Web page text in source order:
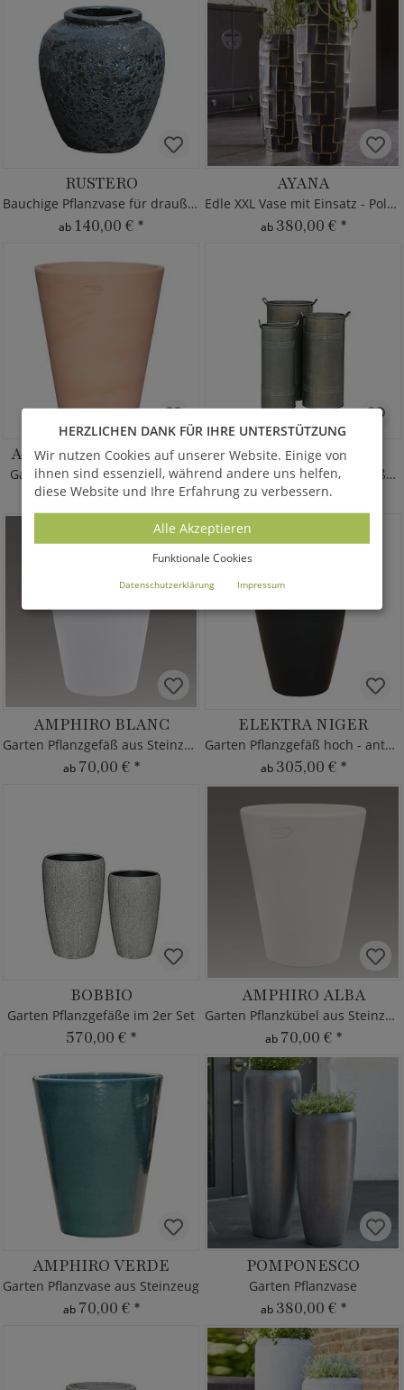
RUSTERO
Bauchige Pflanzvase für draußen
ab 140,00 € *
AYANA
Edle XXL Vase mit Einsatz - Polystone
ab 380,00 € *
AMPHIRO TERRA HELL
Garten Blumentopf Terrakotta
ab70,00 €*
LEGANES
Garten Pflanz- und Dekogefäße aus Zink
285,00 €
AMPHIRO BLANC
Garten Pflanzgefäß aus Steinzeug
ab 70,00 € *
ELEKTRA NIGER
Garten Pflanzgefäß hoch - anthrazit
ab 305,00 € *
BOBBIO
Garten Pflanzgefäße im 2er Set
570,00 € *
AMPHIRO ALBA
Garten Pflanzkübel aus Steinzeug
ab 70,00 € *
AMPHIRO VERDE
Garten Pflanzvase aus Steinzeug
ab 70,00 € *
POMPONESCO
Garten Pflanzvase
ab 380,00 € *
HERZLICHEN DANK FÜR IHRE UNTERSTÜTZUNG
Wir nutzen Cookies auf unserer Website. Einige von
ihnen sind essenziell, während andere uns helfen,
diese Website und Ihre Erfahrung zu verbessern.
Alle Akzeptieren
Funktionale Cookies
Datenschutzerklärung Impressum